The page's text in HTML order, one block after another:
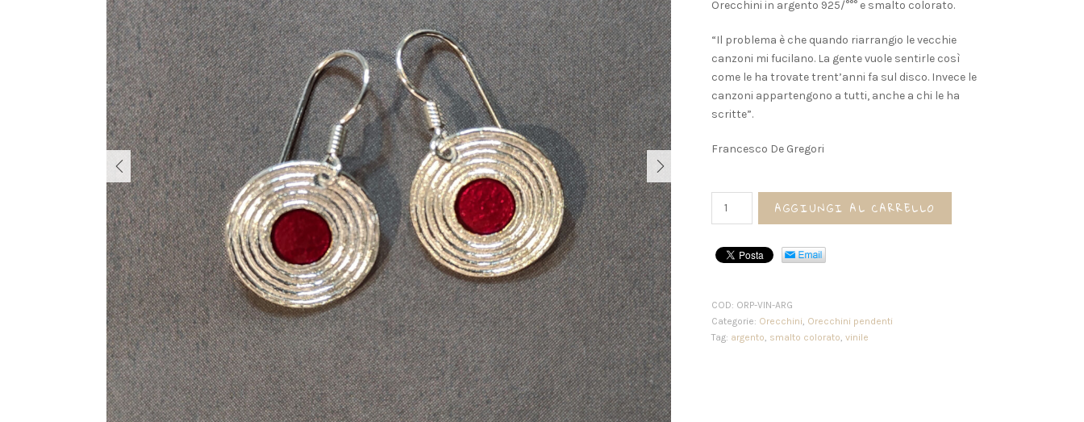
PREVIOUS NEXT
Orecchini in argento 925/°°° e smalto colorato.
“Il problema è che quando riarrangio le vecchie
canzoni mi fucilano. La gente vuole sentirle così
come le ha trovate trent’anni fa sul disco. Invece le
canzoni appartengono a tutti, anche a chi le ha
scritte”.
Francesco De Gregori
AGGIUNGI AL CARRELLO
COD: ORP-VIN-ARG
Categorie: Orecchini Orecchini pendenti
Tag: argento smalto colorato vinile